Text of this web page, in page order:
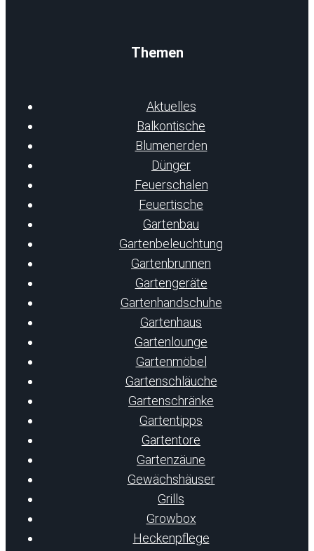
Themen
Aktuelles
Balkontische
Blumenerden
Dünger
Feuerschalen
Feuertische
Gartenbau
Gartenbeleuchtung
Gartenbrunnen
Gartengeräte
Gartenhandschuhe
Gartenhaus
Gartenlounge
Gartenmöbel
Gartenschläuche
Gartenschränke
Gartentipps
Gartentore
Gartenzäune
Gewächshäuser
Grills
Growbox
Heckenpflege